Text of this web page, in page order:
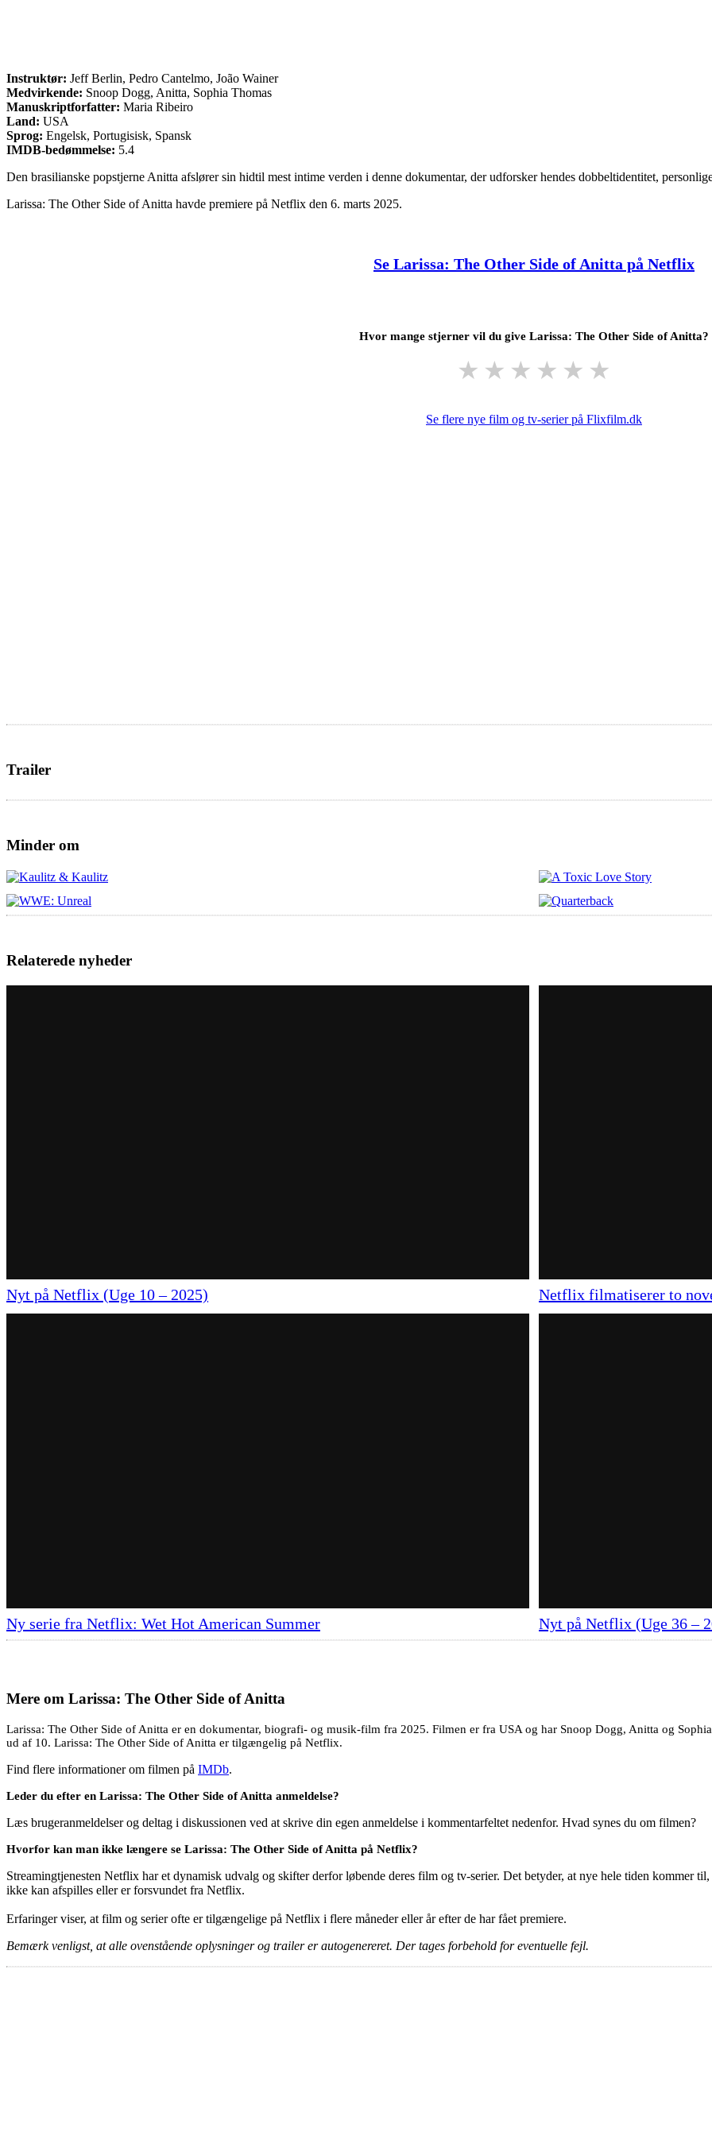
Instruktør: Jeff Berlin, Pedro Cantelmo, João Wainer
Medvirkende: Snoop Dogg, Anitta, Sophia Thomas
Manuskriptforfatter: Maria Ribeiro
Land: USA
Sprog: Engelsk, Portugisisk, Spansk
IMDB-bedømmelse: 5.4
Den brasilianske popstjerne Anitta afslører sin hidtil mest intime verden i denne dokumentar, der udforsker hendes dobbeltidentitet,
Larissa: The Other Side of Anitta havde premiere på Netflix den 6. marts 2025.
Se Larissa: The Other Side of Anitta på Netflix
Hvor mange stjerner vil du give Larissa: The Other Side of Anitta?
★ ★ ★ ★ ★ ★
Se flere nye film og tv-serier på Flixfilm.dk
Trailer
Minder om
Relaterede nyheder
Nyt på Netflix (Uge 10 – 2025) Netflix filmatiserer to
Ny serie fra Netflix: Wet Hot American Summer Nyt på Netflix (Uge 36 –
Mere om Larissa: The Other Side of Anitta
Larissa: The Other Side of Anitta er en dokumentar, biografi- og musik-film fra 2025. Filmen er fra USA og har Snoop Dogg, Anitta og
ud af 10. Larissa: The Other Side of Anitta er tilgængelig på Netflix.
Find flere informationer om filmen på IMDb.
Leder du efter en Larissa: The Other Side of Anitta anmeldelse?
Læs brugeranmeldelser og deltag i diskussionen ved at skrive din egen anmeldelse i kommentarfeltet nedenfor. Hvad synes du om filmen?
Hvorfor kan man ikke længere se Larissa: The Other Side of Anitta på Netflix?
Streamingtjenesten Netflix har et dynamisk udvalg og skifter derfor løbende deres film og tv-serier. Det betyder, at nye hele tiden kommer
ikke kan afspilles eller er forsvundet fra Netflix.
Erfaringer viser, at film og serier ofte er tilgængelige på Netflix i flere måneder eller år efter de har fået premiere.
Bemærk venligst, at alle ovenstående oplysninger og trailer er autogenereret. Der tages forbehold for eventuelle fejl.